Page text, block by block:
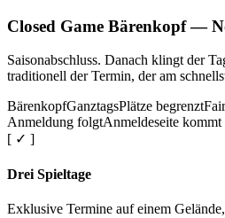
Closed Game Bärenkopf —
Saisonabschluss. Danach klingt der
traditionell der Termin, der am
BärenkopfGanztagsPlätze begrenzt
Anmeldung folgtAnmeldeseite
[ ✓ ]
Drei Spieltage
Exklusive Termine auf einem